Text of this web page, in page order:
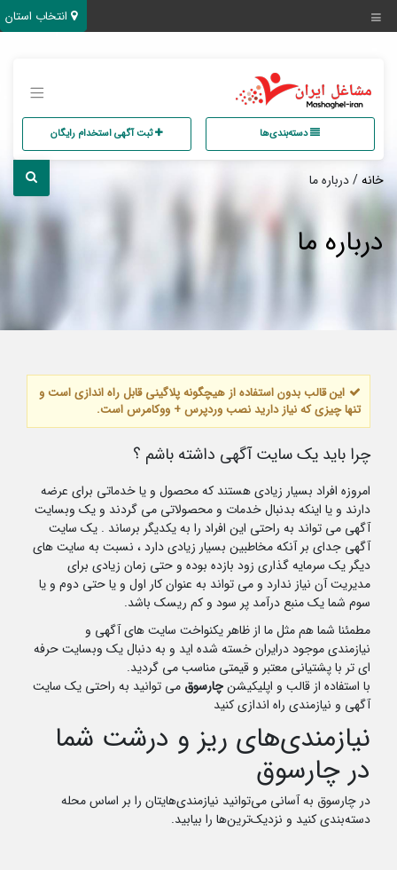
دسته‌بندی‌ها ثبت آگهی استخدام رایگان
خانه/ درباره ما
درباره ما
این قالب بدون استفاده از هیچگونه پلاگینی قابل راه اندازی است و
تنها چیزی که نیاز دارید نصب وردپرس + ووکامرس است.
چرا باید یک سایت آگهی داشته باشم ؟
امروزه افراد بسیار زیادی هستند که محصول و یا خدماتی برای عرضه
دارند و یا اینکه بدنبال خدمات و محصولاتی می گردند و یک وبسایت
آگهی می تواند به راحتی این افراد را به یکدیگر برساند . یک سایت
آگهی جدای بر آنکه مخاطبین بسیار زیادی دارد ، نسبت به سایت های
دیگر یک سرمایه گذاری زود بازده بوده و حتی زمان زیادی برای
مدیریت آن نیاز ندارد و می تواند به عنوان کار اول و یا حتی دوم و یا
سوم شما یک منبع درآمد پر سود و کم ریسک باشد.
مطمئنا شما هم مثل ما از ظاهر یکنواخت سایت های آگهی و
نیازمندی موجود درایران خسته شده اید و به دنبال یک وبسایت حرفه
ای تر با پشتیانی معتبر و قیمتی مناسب می گردید.
با استفاده از قالب و اپلیکیشنچارسوق می توانید به راحتی یک سایت
آگهی و نیازمندی راه اندازی کنید
نیازمندی‌های ریز و درشت شما
در چارسوق
در چارسوق به آسانی می‌توانید نیازمندی‌هایتان را بر اساس محله
دسته‌بندی کنید و نزدیک‌ترین‌ها را بیابید.